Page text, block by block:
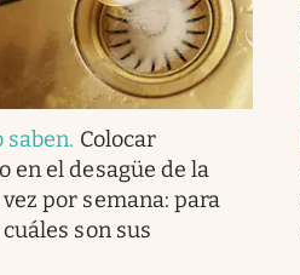
saben. Colocar
en el desagüe de la
por semana: para
son sus